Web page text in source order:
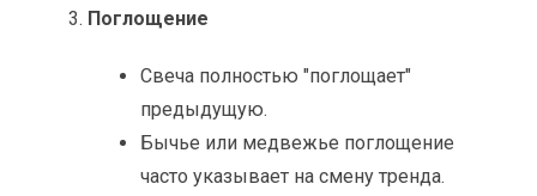
Поглощение
Свеча полностью "поглощает"
предыдущую.
Бычье или медвежье поглощение
часто указывает на смену тренда.